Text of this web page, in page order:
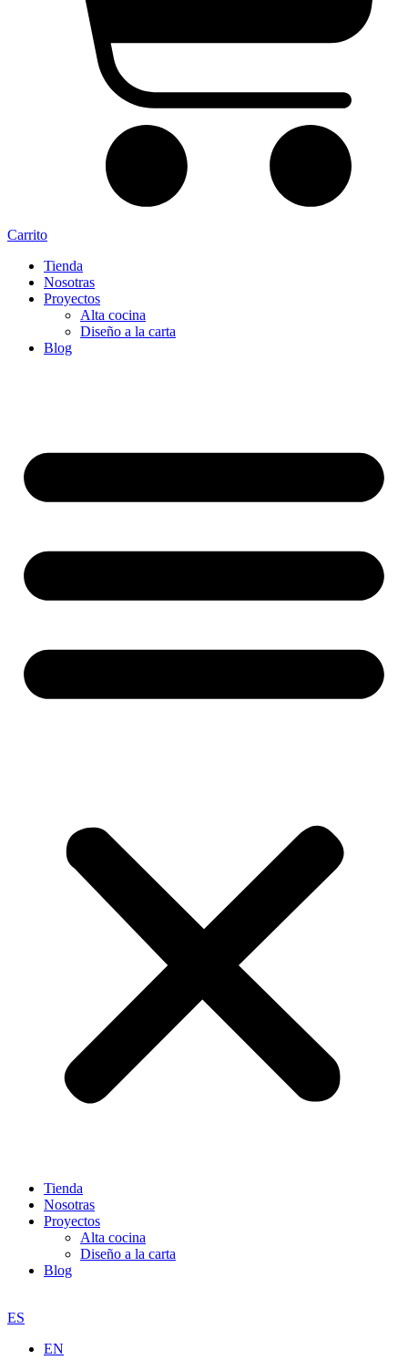
Carrito
Tienda
Nosotras
Proyectos
Alta cocina
Diseño a la carta
Blog
Tienda
Nosotras
Proyectos
Alta cocina
Diseño a la carta
Blog
ES
EN